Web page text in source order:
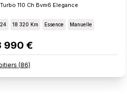
110 Ch Bvm6 Elegance
18 320 Km Essence Manuelle
990 €
(86)